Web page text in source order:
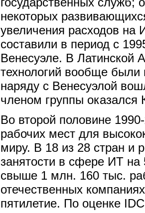
некоторых
увеличения расходов на
составили в период с
Венесуэле. В Латинской
технологий вообще были
наряду с Венесуэлой
членом группы оказался
Во второй половине
рабочих мест для
миру. В 18 из 28 стран и
занятости в сфере ИТ на
свыше 1 млн. 160 тыс.
отечественных
пятилетие. По оценке